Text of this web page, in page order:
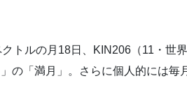
トルの月18日、KIN206（11・世
の「満月」。さらに個人的には毎